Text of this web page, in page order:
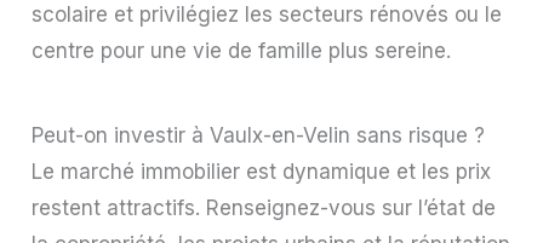
scolaire et privilégiez les secteurs rénovés ou le
centre pour une vie de famille plus sereine.
Peut-on investir à Vaulx-en-Velin sans risque ?
Le marché immobilier est dynamique et les prix
restent attractifs. Renseignez-vous sur l’état de